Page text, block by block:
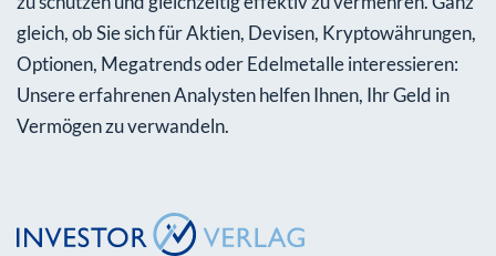
gleich, ob Sie sich für Aktien, Devisen, Kryptowährungen,
Optionen, Megatrends oder Edelmetalle interessieren:
Unsere erfahrenen Analysten helfen Ihnen, Ihr Geld in
Vermögen zu verwandeln.